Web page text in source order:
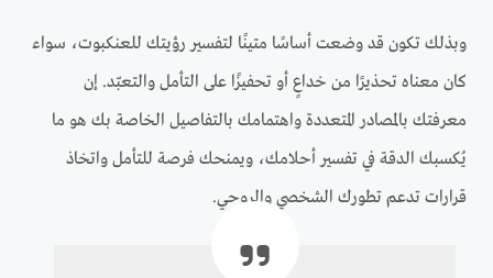
وبذلك تكون قد وضعت أساسًا متينًا لتفسير رؤيتك للعنكبوت، سواء
كان معناه تحذيرًا من خداعٍ أو تحفيزًا على التأمل والتعبّد. إن
معرفتك بالمصادر المتعددة واهتمامك بالتفاصيل الخاصة بك هو ما
يُكسبك الدقة في تفسير أحلامك، ويمنحك فرصة للتأمل واتخاذ
قرارات تدعم تطورك الشخصي والروحي.